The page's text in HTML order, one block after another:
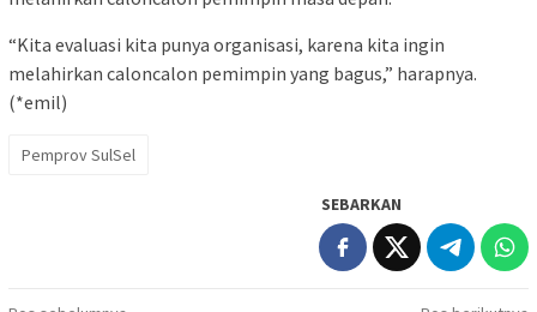
“Kita evaluasi kita punya organisasi, karena kita ingin
melahirkan caloncalon pemimpin yang bagus,” harapnya.
(*emil)
Pemprov SulSel
SEBARKAN